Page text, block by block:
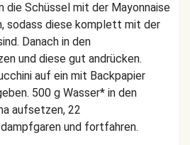
die Schüssel mit der Mayonnaise
sodass diese komplett mit der
Danach in den
und diese gut andrücken.
auf ein mit Backpapier
500 g Wasser* in den
aufsetzen, 22
und fortfahren.